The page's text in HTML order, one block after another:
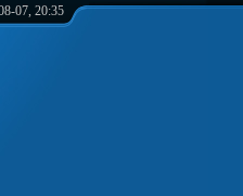
07, 20:35